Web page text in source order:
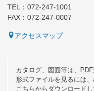
TEL：072-247-1001
FAX：072-247-0007
アクセスマップ
カタログ、図面等は、
形式ファイルを見るには、
こちらからダウンロードし